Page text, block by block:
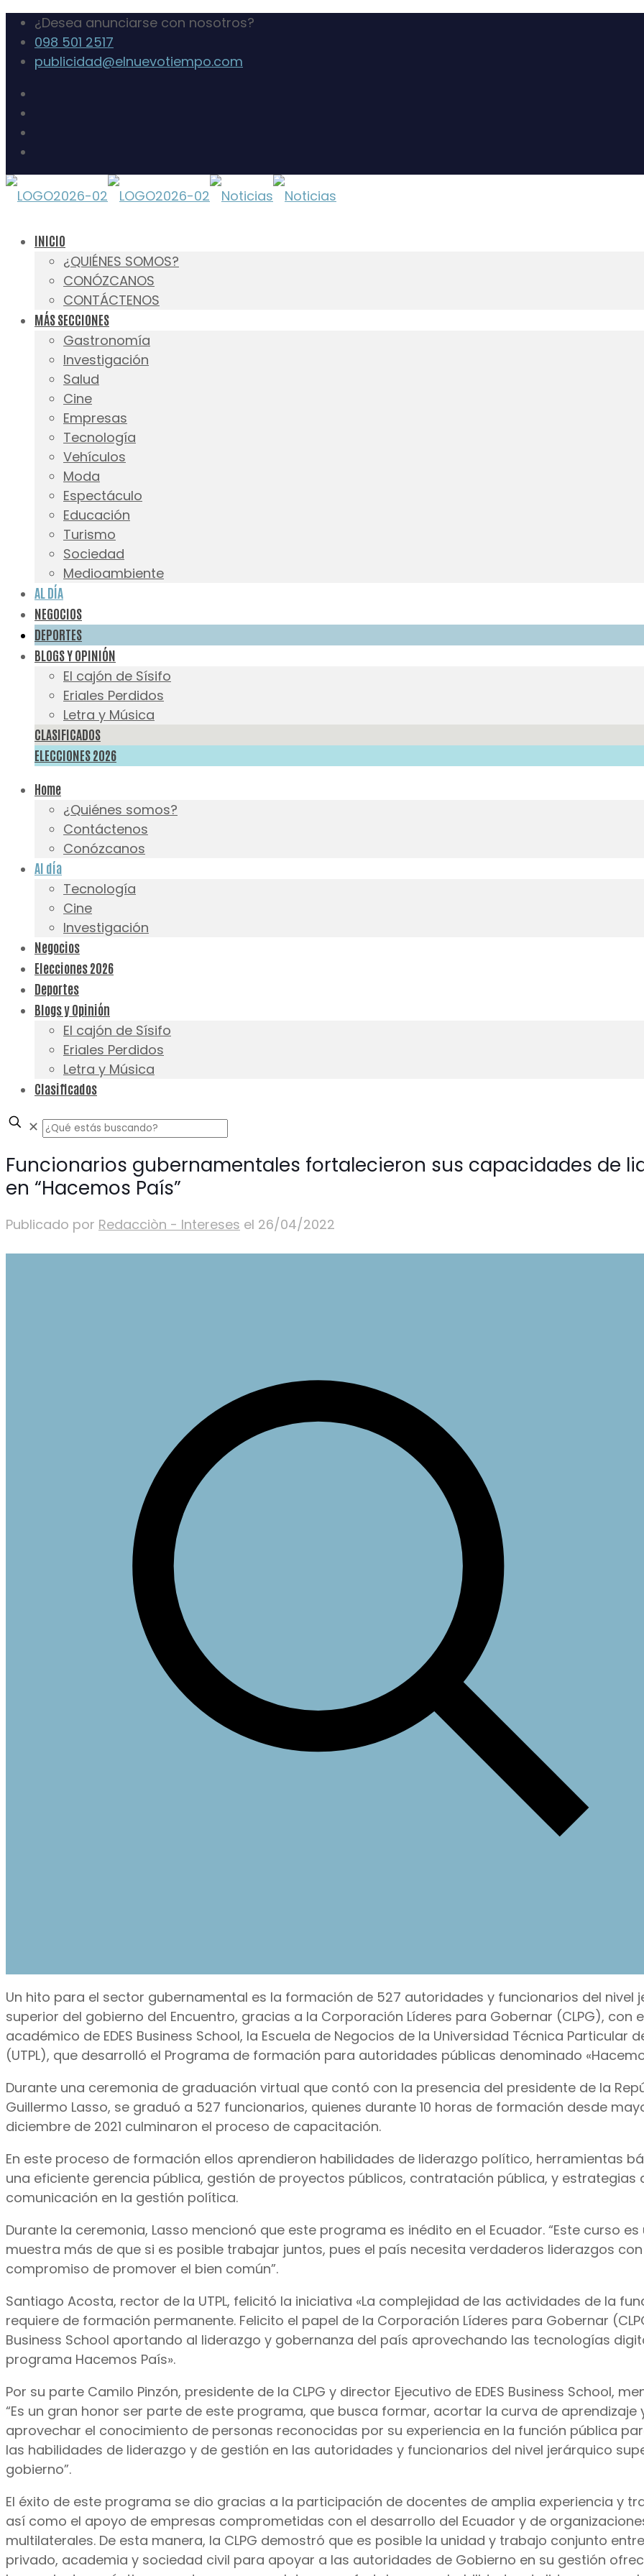
¿Desea anunciarse con nosotros?
098 501 2517
publicidad@elnuevotiempo.com
INICIO
¿QUIÉNES SOMOS?
CONÓZCANOS
CONTÁCTENOS
MÁS SECCIONES
Gastronomía
Investigación
Salud
Cine
Empresas
Tecnología
Vehículos
Moda
Espectáculo
Educación
Turismo
Sociedad
Medioambiente
AL DÍA
NEGOCIOS
DEPORTES
BLOGS Y OPINIÓN
El cajón de Sísifo
Eriales Perdidos
Letra y Música
CLASIFICADOS
ELECCIONES 2026
Home
¿Quiénes somos?
Contáctenos
Conózcanos
Al día
Tecnología
Cine
Investigación
Negocios
Elecciones 2026
Deportes
Blogs y Opinión
El cajón de Sísifo
Eriales Perdidos
Letra y Música
Clasificados
✕
Funcionarios gubernamentales fortalecieron sus capacidades de
en “Hacemos País”
Publicado por Redacciòn - Intereses el 26/04/2022
Un hito para el sector gubernamental es la formación de 527 autoridades y funcionarios del nivel
superior del gobierno del Encuentro, gracias a la Corporación Líderes para Gobernar (CLPG), con
académico de EDES Business School, la Escuela de Negocios de la Universidad Técnica Particular
(UTPL), que desarrolló el Programa de formación para autoridades públicas denominado
Durante una ceremonia de graduación virtual que contó con la presencia del presidente de la
Guillermo Lasso, se graduó a 527 funcionarios, quienes durante 10 horas de formación desde
diciembre de 2021 culminaron el proceso de capacitación.
En este proceso de formación ellos aprendieron habilidades de liderazgo político, herramientas
una eficiente gerencia pública, gestión de proyectos públicos, contratación pública, y estrategias
comunicación en la gestión política.
Durante la ceremonia, Lasso mencionó que este programa es inédito en el Ecuador. “Este curso es
muestra más de que si es posible trabajar juntos, pues el país necesita verdaderos liderazgos
compromiso de promover el bien común”.
Santiago Acosta, rector de la UTPL, felicitó la iniciativa «La complejidad de las actividades de la
requiere de formación permanente. Felicito el papel de la Corporación Líderes para Gobernar
Business School aportando al liderazgo y gobernanza del país aprovechando las tecnologías
programa Hacemos País».
Por su parte Camilo Pinzón, presidente de la CLPG y director Ejecutivo de EDES Business School,
“Es un gran honor ser parte de este programa, que busca formar, acortar la curva de aprendizaje
aprovechar el conocimiento de personas reconocidas por su experiencia en la función pública
las habilidades de liderazgo y de gestión en las autoridades y funcionarios del nivel jerárquico
gobierno”.
El éxito de este programa se dio gracias a la participación de docentes de amplia experiencia y
así como el apoyo de empresas comprometidas con el desarrollo del Ecuador y de
multilaterales. De esta manera, la CLPG demostró que es posible la unidad y trabajo conjunto
privado, academia y sociedad civil para apoyar a las autoridades de Gobierno en su gestión